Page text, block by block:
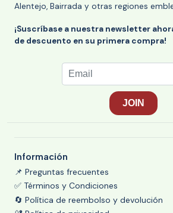
Alentejo, Bairrada y otras regiones
¡Suscríbase a nuestra newsletter
de descuento en su primera compra!
Información
📌 Preguntas frecuentes
✅ Términos y Condiciones
🔄 Política de reembolso y devolución